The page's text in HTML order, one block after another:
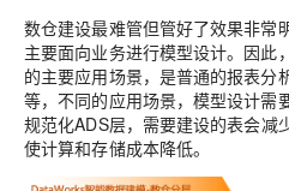
数仓建设最难管但管好了效果非常
主要面向业务进行模型设计。因此
的主要应用场景，是普通的报表分
等，不同的应用场景，模型设计需
规范化ADS层，需要建设的表会减
使计算和存储成本降低。